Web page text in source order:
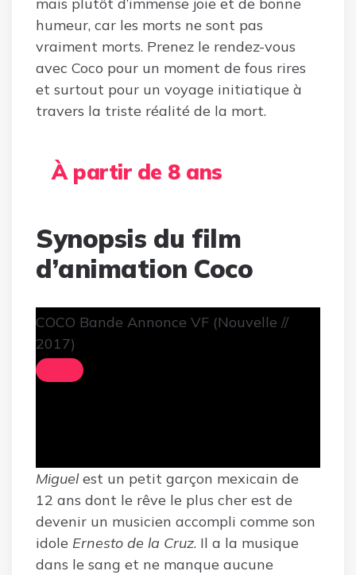
mais plutôt d’immense joie et de bonne
humeur, car les morts ne sont pas
vraiment morts. Prenez le rendez-vous
avec Coco pour un moment de fous rires
et surtout pour un voyage initiatique à
travers la triste réalité de la mort.
À partir de 8 ans
Synopsis du film
d’animation Coco
COCO Bande Annonce VF (Nouvelle //
2017)
Miguelest un petit garçon mexicain de
12 ans dont le rêve le plus cher est de
devenir un musicien accompli comme son
idole Ernesto de la Cruz. Il a la musique
dans le sang et ne manque aucune